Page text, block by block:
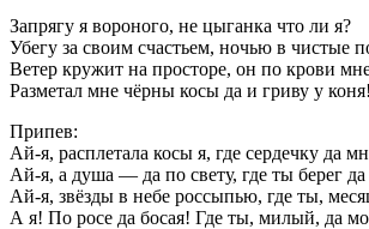
Запрягу я вороного, не цыганка что ли я?
Убегу за своим счастьем, ночью в чистые
Ветер кружит на просторе, он по крови
Разметал мне чёрны косы да и гриву у коня!
Припев:
Ай-я, расплетала косы я, где сердечку да
Ай-я, а душа — да по свету, где ты берег
Ай-я, звёзды в небе россыпью, где ты,
А я! По росе да босая! Где ты, милый, да